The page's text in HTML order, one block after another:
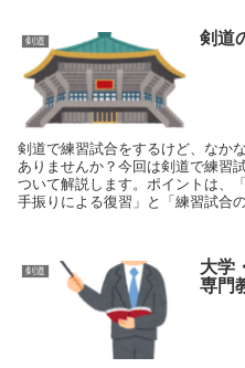
剣道 剣道
剣道で練習試合をするけど、なか
ありませんか？今回は剣道で練習
ついて解説します。ポイントは、
手振りによる復習」と「練習試合
剣道
大学
専門